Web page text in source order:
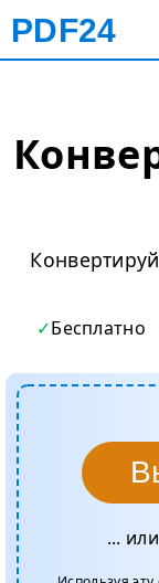
PDF24
Бесплатно
...